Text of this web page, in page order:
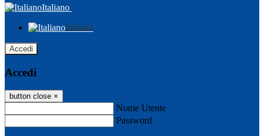
Italiano
Italiano
Accedi
Accedi
button close ×
Nome Utente
Password